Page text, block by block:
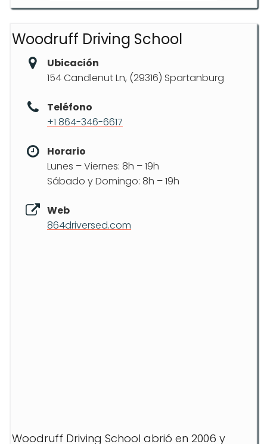
Woodruff Driving School
Ubicación
154 Candlenut Ln, (29316) Spartanburg
Teléfono
+1 864-346-6617
Horario
Lunes – Viernes: 8h – 19h
Sábado y Domingo: 8h – 19h
Web
864driversed.com
Woodruff Driving School abrió en 2006 y